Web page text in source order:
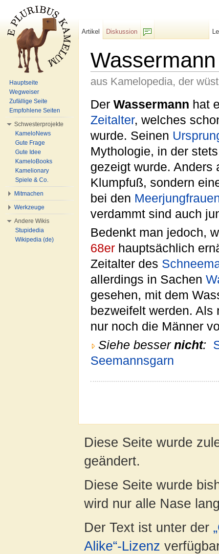
Wassermann
aus Kamelopedia, der
Der Wassermann hat
Zeitalter, welches
wurde. Seinen
Mythologie, in der
gezeigt wurde. Anders
Klumpfuß, sondern
bei den
verdammt sind auch
Bedenkt man jedoch,
68er hauptsächlich
Zeitalter des
allerdings in Sachen
gesehen, mit dem
bezweifelt werden.
nur noch die Männer
Siehe besser nicht:
Seemannsgarn
Artikel
Diskussion
Hauptseite
Wegweiser
Zufällige Seite
Empfohlene Seiten
Schwesterprojekte
KameloNews
Gute Frage
Gute Idee
KameloBooks
Kamelionary
Spiele & Co.
Mitmachen
Werkzeuge
Andere Wikis
Stupidedia
Wikipedia (de)
Diese Seite wurde
geändert.
Diese Seite wurde
wird nur alle Nase
Der Text ist unter der
Alike“-Lizenz